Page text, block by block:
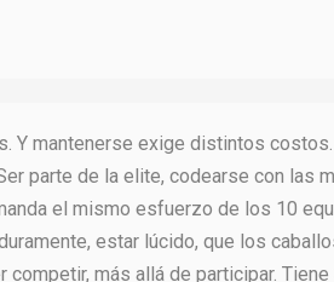
Y mantenerse exige distintos
parte de la elite, codearse con las
el mismo esfuerzo de los 10
estar lúcido, que los
competir, más allá de participar.